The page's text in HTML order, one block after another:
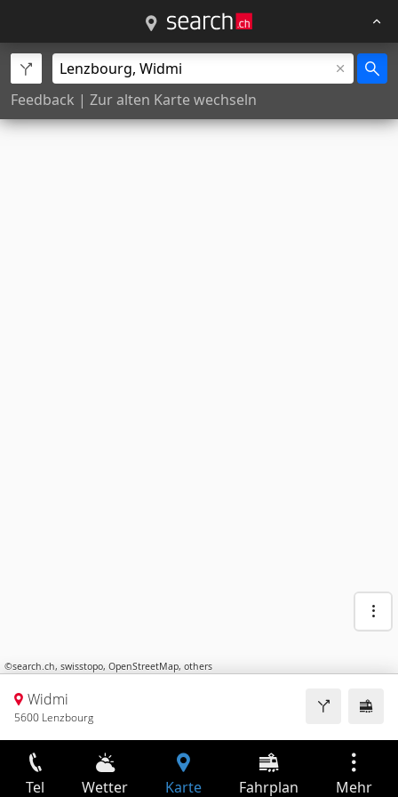
Feedback | Zur alten Karte wechseln
©search.ch, swisstopo, OpenStreetMap, others
Widmi
5600 Lenzbourg
Tel Wetter Karte Fahrplan Mehr